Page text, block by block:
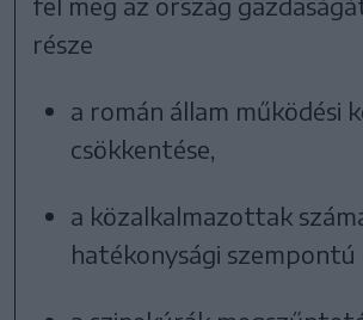
része
a román állam működési
csökkentése,
a közalkalmazottak
hatékonysági szempontú